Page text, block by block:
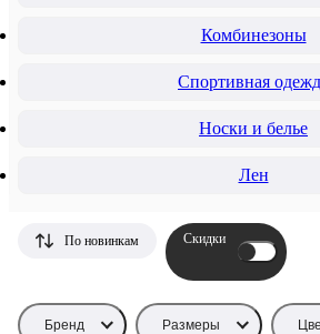
Комбинезоны
Спортивная
Носки и белье
Лен
Бренд Размеры
По новинкам Скидки